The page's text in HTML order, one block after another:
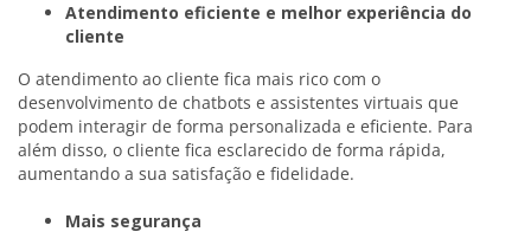
Atendimento eficiente e melhor experiência do
cliente
O atendimento ao cliente fica mais rico com o
desenvolvimento de chatbots e assistentes virtuais que
podem interagir de forma personalizada e eficiente. Para
além disso, o cliente fica esclarecido de forma rápida,
aumentando a sua satisfação e fidelidade.
Mais segurança